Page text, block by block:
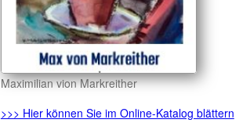
Maximilian vion Markreither
>>> Hier können Sie im Online-Katalog blättern